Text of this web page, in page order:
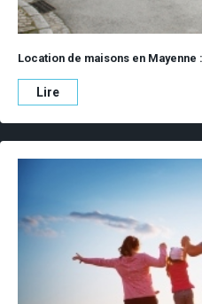
Location de maisons en Mayenne
Lire